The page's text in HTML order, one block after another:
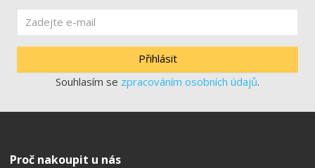
Přihlásit
Souhlasím se zpracováním osobních údajů.
Proč nakoupit u nás